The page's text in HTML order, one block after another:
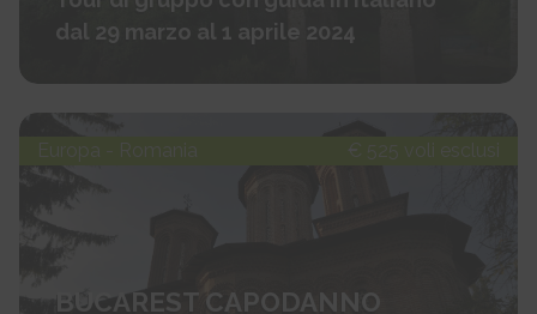
dal 29 marzo al 1 aprile 2024
Europa - Romania € 525 voli esclusi
BUCAREST CAPODANNO